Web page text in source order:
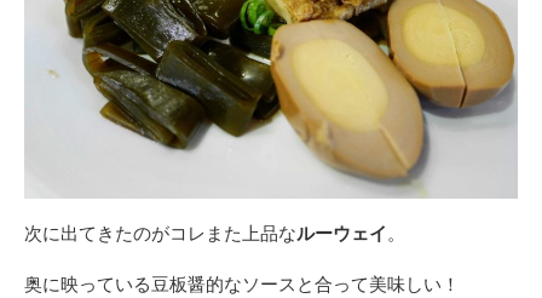
次に出てきたのがコレまた上品なルーウェイ。
奥に映っている豆板醤的なソースと合って美味しい！